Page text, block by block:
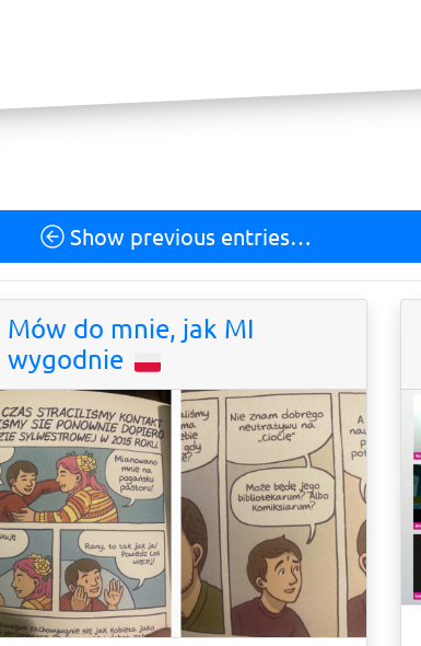
Show previous entries…
Mów do mnie, jak MI
wygodnie